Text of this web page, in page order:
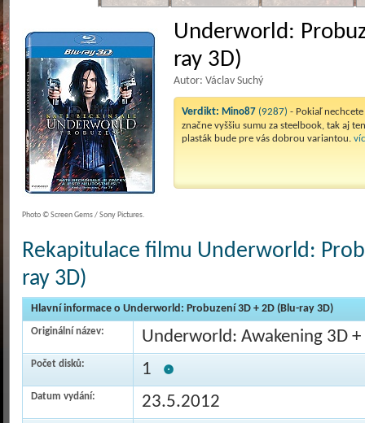
Underworld:
ray 3D)
Autor: Václav Suchý
Verdikt: Mino87 (9287) - Pokiaľ
značne vyššiu sumu za steelbook, tak aj
plasták bude pre vás dobrou variantou.
Photo © Screen Gems / Sony Pictures.
Rekapitulace filmu Underworld:
ray 3D)
Hlavní informace o Underworld: Probuzení 3D + 2D (Blu-ray 3D)
Originální název: Underworld: Awakening 3D
Počet disků: 1
Datum vydání: 23.5.2012